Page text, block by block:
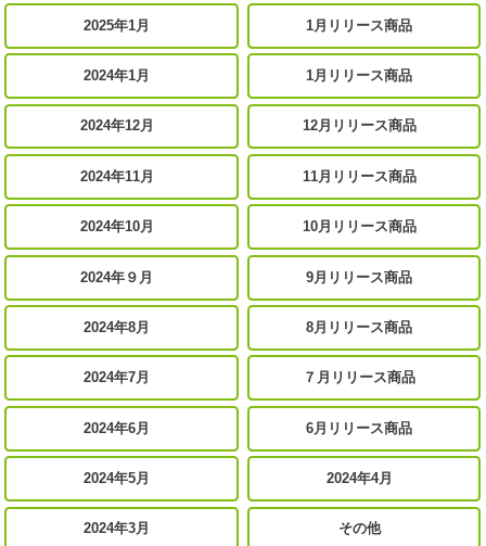
2025年1月 1月リリース商品
2024年1月 1月リリース商品
2024年12月 12月リリース商品
2024年11月 11月リリース商品
2024年10月 10月リリース商品
2024年９月 9月リリース商品
2024年8月 8月リリース商品
2024年7月 ７月リリース商品
2024年6月 6月リリース商品
2024年5月 2024年4月
2024年3月 その他